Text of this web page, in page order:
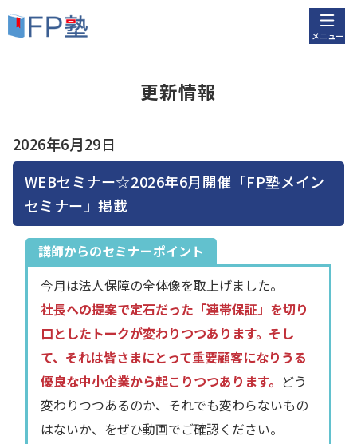
メニュー
更新情報
2026年6月29日
WEBセミナー☆2026年6月開催「FP塾メイン
セミナー」掲載
講師からのセミナーポイント
今月は法人保障の全体像を取上げました。
社長への提案で定石だった「連帯保証」を切り
口としたトークが変わりつつあります。そし
て、それは皆さまにとって重要顧客になりうる
優良な中小企業から起こりつつあります。 どう
変わりつつあるのか、それでも変わらないもの
はないか、をぜひ動画でご確認ください。